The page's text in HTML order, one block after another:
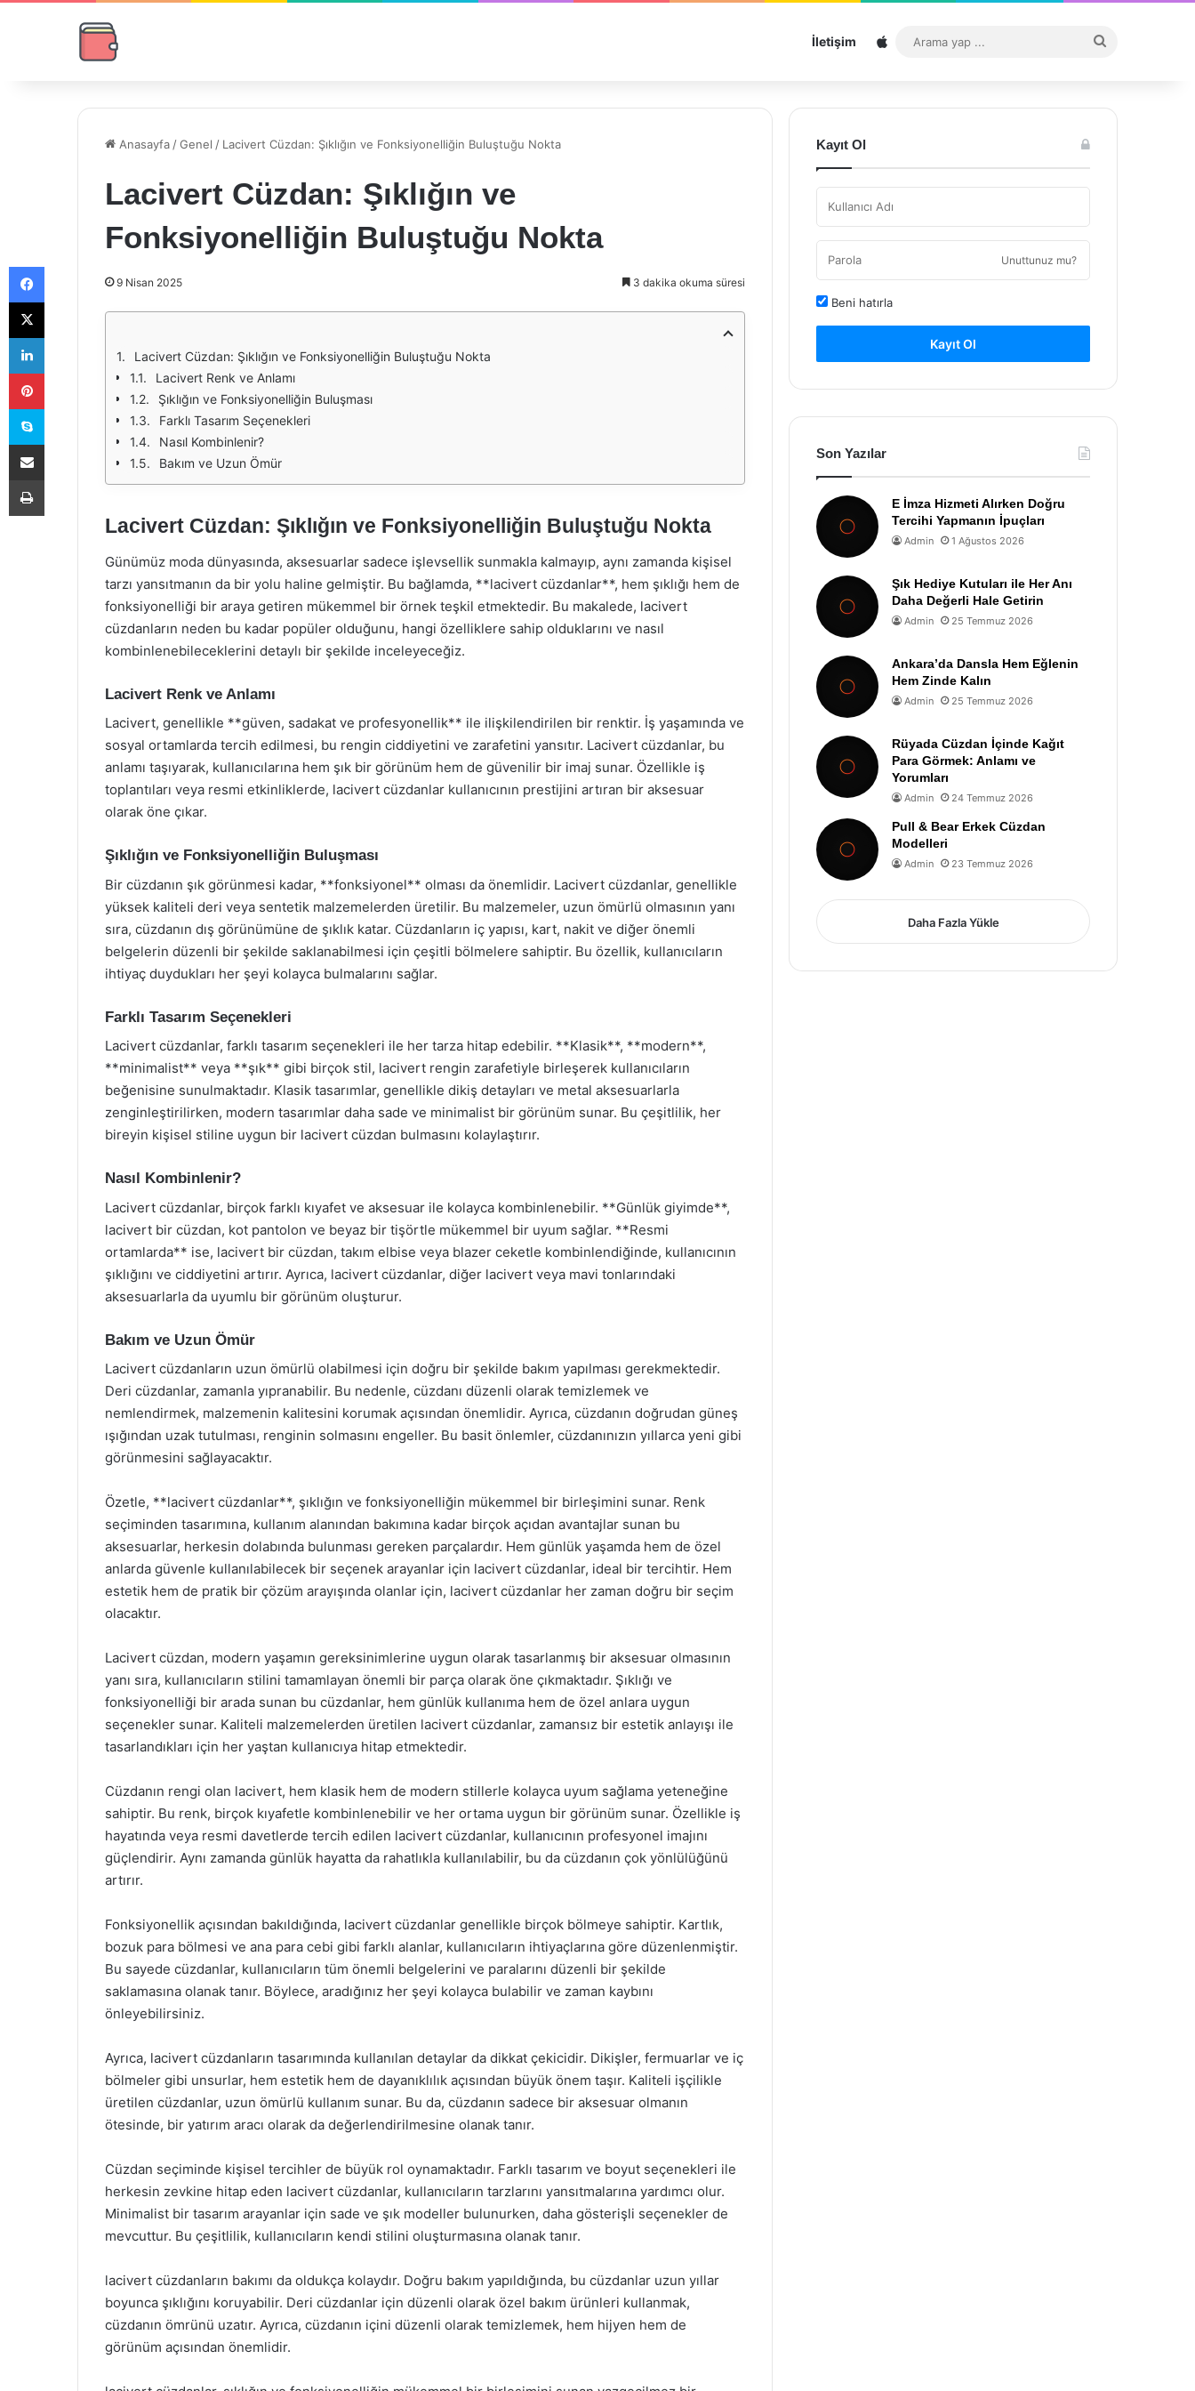
İletişim Sitemap
...
Anasayfa /Genel / Lacivert Cüzdan: Şıklığın ve Fonksiyonelliğin Buluştuğu Nokta
Lacivert Cüzdan: Şıklığın ve
Fonksiyonelliğin Buluştuğu Nokta
9 Nisan 2025 3 dakika okuma süresi
Lacivert Cüzdan: Şıklığın ve Fonksiyonelliğin Buluştuğu Nokta
Lacivert Renk ve Anlamı
Şıklığın ve Fonksiyonelliğin Buluşması
Farklı Tasarım Seçenekleri
Nasıl Kombinlenir?
Bakım ve Uzun Ömür
Lacivert Cüzdan: Şıklığın ve Fonksiyonelliğin Buluştuğu Nokta
Günümüz moda dünyasında, aksesuarlar sadece işlevsellik sunmakla kalmayıp, aynı zamanda kişisel
tarzı yansıtmanın da bir yolu haline gelmiştir. Bu bağlamda, **lacivert cüzdanlar**, hem şıklığı hem de
fonksiyonelliği bir araya getiren mükemmel bir örnek teşkil etmektedir. Bu makalede, lacivert
cüzdanların neden bu kadar popüler olduğunu, hangi özelliklere sahip olduklarını ve nasıl
kombinlenebileceklerini detaylı bir şekilde inceleyeceğiz.
Lacivert Renk ve Anlamı
Lacivert, genellikle **güven, sadakat ve profesyonellik** ile ilişkilendirilen bir renktir. İş yaşamında ve
sosyal ortamlarda tercih edilmesi, bu rengin ciddiyetini ve zarafetini yansıtır. Lacivert cüzdanlar, bu
anlamı taşıyarak, kullanıcılarına hem şık bir görünüm hem de güvenilir bir imaj sunar. Özellikle iş
toplantıları veya resmi etkinliklerde, lacivert cüzdanlar kullanıcının prestijini artıran bir aksesuar
olarak öne çıkar.
Şıklığın ve Fonksiyonelliğin Buluşması
Bir cüzdanın şık görünmesi kadar, **fonksiyonel** olması da önemlidir. Lacivert cüzdanlar, genellikle
yüksek kaliteli deri veya sentetik malzemelerden üretilir. Bu malzemeler, uzun ömürlü olmasının yanı
sıra, cüzdanın dış görünümüne de şıklık katar. Cüzdanların iç yapısı, kart, nakit ve diğer önemli
belgelerin düzenli bir şekilde saklanabilmesi için çeşitli bölmelere sahiptir. Bu özellik, kullanıcıların
ihtiyaç duydukları her şeyi kolayca bulmalarını sağlar.
Farklı Tasarım Seçenekleri
Lacivert cüzdanlar, farklı tasarım seçenekleri ile her tarza hitap edebilir. **Klasik**, **modern**,
**minimalist** veya **şık** gibi birçok stil, lacivert rengin zarafetiyle birleşerek kullanıcıların
beğenisine sunulmaktadır. Klasik tasarımlar, genellikle dikiş detayları ve metal aksesuarlarla
zenginleştirilirken, modern tasarımlar daha sade ve minimalist bir görünüm sunar. Bu çeşitlilik, her
bireyin kişisel stiline uygun bir lacivert cüzdan bulmasını kolaylaştırır.
Nasıl Kombinlenir?
Lacivert cüzdanlar, birçok farklı kıyafet ve aksesuar ile kolayca kombinlenebilir. **Günlük giyimde**,
lacivert bir cüzdan, kot pantolon ve beyaz bir tişörtle mükemmel bir uyum sağlar. **Resmi
ortamlarda** ise, lacivert bir cüzdan, takım elbise veya blazer ceketle kombinlendiğinde, kullanıcının
şıklığını ve ciddiyetini artırır. Ayrıca, lacivert cüzdanlar, diğer lacivert veya mavi tonlarındaki
aksesuarlarla da uyumlu bir görünüm oluşturur.
Bakım ve Uzun Ömür
Lacivert cüzdanların uzun ömürlü olabilmesi için doğru bir şekilde bakım yapılması gerekmektedir.
Deri cüzdanlar, zamanla yıpranabilir. Bu nedenle, cüzdanı düzenli olarak temizlemek ve
nemlendirmek, malzemenin kalitesini korumak açısından önemlidir. Ayrıca, cüzdanın doğrudan güneş
ışığından uzak tutulması, renginin solmasını engeller. Bu basit önlemler, cüzdanınızın yıllarca yeni gibi
görünmesini sağlayacaktır.
Özetle, **lacivert cüzdanlar**, şıklığın ve fonksiyonelliğin mükemmel bir birleşimini sunar. Renk
seçiminden tasarımına, kullanım alanından bakımına kadar birçok açıdan avantajlar sunan bu
aksesuarlar, herkesin dolabında bulunması gereken parçalardır. Hem günlük yaşamda hem de özel
anlarda güvenle kullanılabilecek bir seçenek arayanlar için lacivert cüzdanlar, ideal bir tercihtir. Hem
estetik hem de pratik bir çözüm arayışında olanlar için, lacivert cüzdanlar her zaman doğru bir seçim
olacaktır.
Lacivert cüzdan, modern yaşamın gereksinimlerine uygun olarak tasarlanmış bir aksesuar olmasının
yanı sıra, kullanıcıların stilini tamamlayan önemli bir parça olarak öne çıkmaktadır. Şıklığı ve
fonksiyonelliği bir arada sunan bu cüzdanlar, hem günlük kullanıma hem de özel anlara uygun
seçenekler sunar. Kaliteli malzemelerden üretilen lacivert cüzdanlar, zamansız bir estetik anlayışı ile
tasarlandıkları için her yaştan kullanıcıya hitap etmektedir.
Cüzdanın rengi olan lacivert, hem klasik hem de modern stillerle kolayca uyum sağlama yeteneğine
sahiptir. Bu renk, birçok kıyafetle kombinlenebilir ve her ortama uygun bir görünüm sunar. Özellikle iş
hayatında veya resmi davetlerde tercih edilen lacivert cüzdanlar, kullanıcının profesyonel imajını
güçlendirir. Aynı zamanda günlük hayatta da rahatlıkla kullanılabilir, bu da cüzdanın çok yönlülüğünü
artırır.
Fonksiyonellik açısından bakıldığında, lacivert cüzdanlar genellikle birçok bölmeye sahiptir. Kartlık,
bozuk para bölmesi ve ana para cebi gibi farklı alanlar, kullanıcıların ihtiyaçlarına göre düzenlenmiştir.
Bu sayede cüzdanlar, kullanıcıların tüm önemli belgelerini ve paralarını düzenli bir şekilde
saklamasına olanak tanır. Böylece, aradığınız her şeyi kolayca bulabilir ve zaman kaybını
önleyebilirsiniz.
Ayrıca, lacivert cüzdanların tasarımında kullanılan detaylar da dikkat çekicidir. Dikişler, fermuarlar ve iç
bölmeler gibi unsurlar, hem estetik hem de dayanıklılık açısından büyük önem taşır. Kaliteli işçilikle
üretilen cüzdanlar, uzun ömürlü kullanım sunar. Bu da, cüzdanın sadece bir aksesuar olmanın
ötesinde, bir yatırım aracı olarak da değerlendirilmesine olanak tanır.
Cüzdan seçiminde kişisel tercihler de büyük rol oynamaktadır. Farklı tasarım ve boyut seçenekleri ile
herkesin zevkine hitap eden lacivert cüzdanlar, kullanıcıların tarzlarını yansıtmalarına yardımcı olur.
Minimalist bir tasarım arayanlar için sade ve şık modeller bulunurken, daha gösterişli seçenekler de
mevcuttur. Bu çeşitlilik, kullanıcıların kendi stilini oluşturmasına olanak tanır.
lacivert cüzdanların bakımı da oldukça kolaydır. Doğru bakım yapıldığında, bu cüzdanlar uzun yıllar
boyunca şıklığını koruyabilir. Deri cüzdanlar için düzenli olarak özel bakım ürünleri kullanmak,
cüzdanın ömrünü uzatır. Ayrıca, cüzdanın içini düzenli olarak temizlemek, hem hijyen hem de
görünüm açısından önemlidir.
Kayıt Ol
Unuttunuz mu?
Beni hatırla
Kayıt Ol
Son Yazılar
E İmza Hizmeti Alırken Doğru
Tercihi Yapmanın İpuçları
Admin 1 Ağustos 2026
Şık Hediye Kutuları ile Her Anı
Daha Değerli Hale Getirin
Admin 25 Temmuz 2026
Ankara’da Dansla Hem Eğlenin
Hem Zinde Kalın
Admin 25 Temmuz 2026
Rüyada Cüzdan İçinde Kağıt
Para Görmek: Anlamı ve
Yorumları
Admin 24 Temmuz 2026
Pull & Bear Erkek Cüzdan
Modelleri
Admin 23 Temmuz 2026
Daha Fazla Yükle
Facebook
X
LinkedIn
Pinterest
Skype
E-Posta ile paylaş